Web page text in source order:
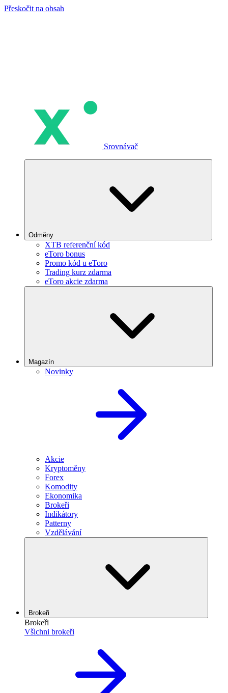
Přeskočit na obsah
Srovnávač
Odměny
XTB referenční kód
eToro bonus
Promo kód u eToro
Trading kurz zdarma
eToro akcie zdarma
Magazín
Novinky
Akcie
Kryptoměny
Forex
Komodity
Ekonomika
Brokeři
Indikátory
Patterny
Vzdělávání
Brokeři
Brokeři
Všichni brokeři